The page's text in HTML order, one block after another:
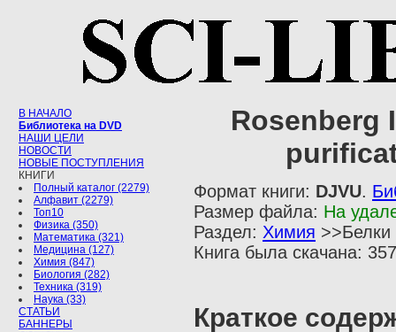
В НАЧАЛО
Библиотека на DVD
НАШИ ЦЕЛИ
НОВОСТИ
НОВЫЕ ПОСТУПЛЕНИЯ
КНИГИ
Полный каталог (2279)
Алфавит (2279)
Топ10
Физика (350)
Математика (321)
Медицина (127)
Химия (847)
Биология (282)
Техника (319)
Наука (33)
СТАТЬИ
БАННЕРЫ
Rosenberg
Формат книги: DJVU.
Размер файла: На
Раздел: Химия >>Белки
Книга была скачана:
Краткое